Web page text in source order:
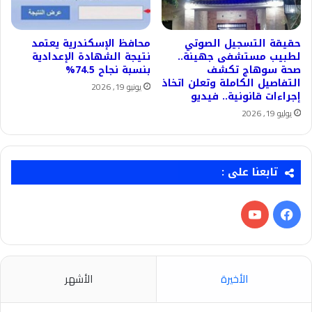
حقيقة التسجيل الصوتي
لطبيب مستشفى جهينة..
صحة سوهاج تكشف
التفاصيل الكاملة وتعلن اتخاذ
إجراءات قانونية.. فيديو
يوليو 19, 2026
محافظ الإسكندرية يعتمد
نتيجة الشهادة الإعدادية
بنسبة نجاح 74.5%
يونيو 19, 2026
تابعنا على :
فيسبوك‫YouTube
الأخيرة الأشهر